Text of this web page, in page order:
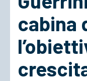
ACCEDI
cabina